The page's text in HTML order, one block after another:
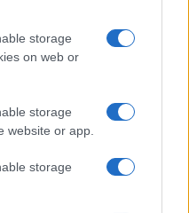
storage
on web or
storage
website or app.
storage